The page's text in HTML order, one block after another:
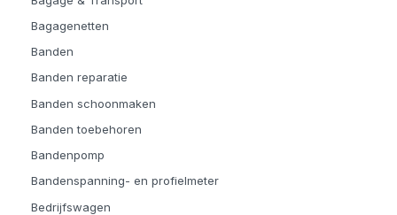
Bagagenetten
Banden
Banden reparatie
Banden schoonmaken
Banden toebehoren
Bandenpomp
Bandenspanning- en profielmeter
Bedrijfswagen